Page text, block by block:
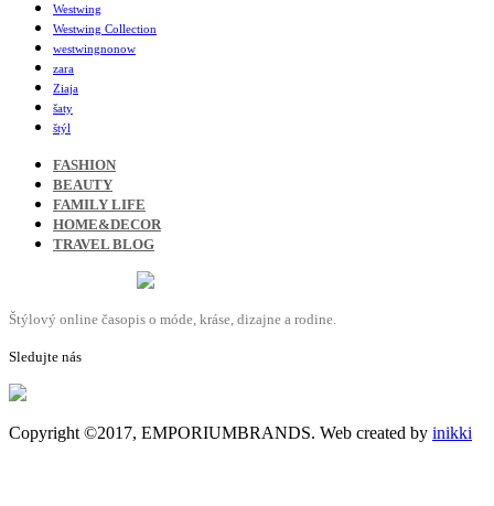
Westwing
Westwing Collection
westwingnonow
zara
Ziaja
šaty
štýl
FASHION
BEAUTY
FAMILY LIFE
HOME&DECOR
TRAVEL BLOG
Štýlový online časopis o móde, kráse, dizajne a rodine.
Sledujte nás
Copyright ©2017, EMPORIUMBRANDS. Web created by inikki